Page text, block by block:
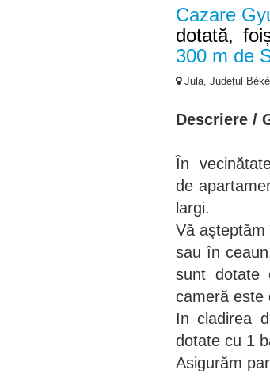
Cazare
dotată,
300 m de
Jula, Județul
Descriere /
În
de
largi.
Vă
sau în
sunt dotate
cameră este
In cladirea
dotate cu 1
Asigurăm